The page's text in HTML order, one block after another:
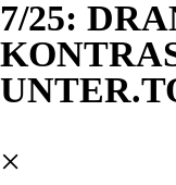
7/25:
×